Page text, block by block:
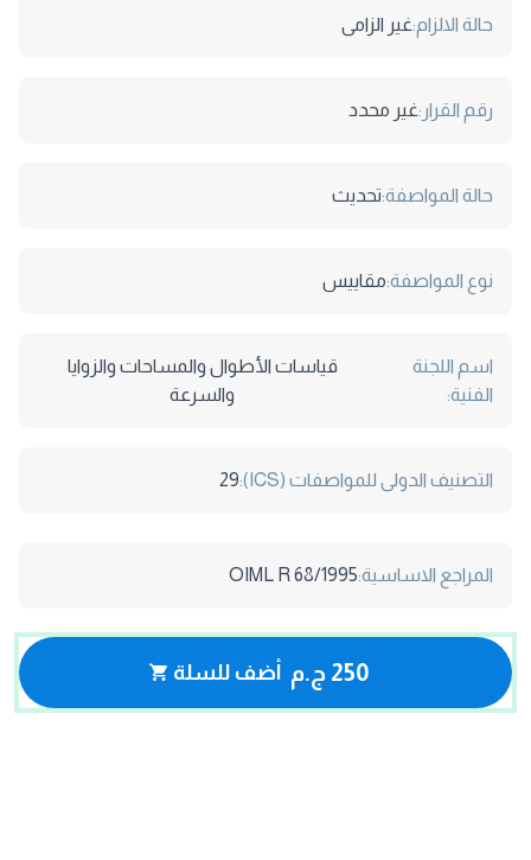
حالة الالزام:غير الزامى
رقم القرار:غير محدد
حالة المواصفة:تحديث
نوع المواصفة:مقاييس
اسم اللجنة
الفنية:
قياسات الأطوال والمساحات والزوايا
والسرعة
التصنيف الدولى للمواصفات (ICS): 29
المراجع الاساسية:OIML R 68/1995
250 ج.م أضف للسلة